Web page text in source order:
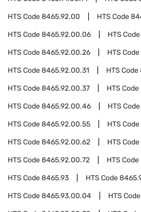
HTS Code8465.92.00 HTS Code
HTS Code8465.92.00.06 HTS Code
HTS Code8465.92.00.26 HTS Code
HTS Code8465.92.00.31 HTS Code
HTS Code8465.92.00.37 HTS Code
HTS Code8465.92.00.46 HTS Code
HTS Code8465.92.00.55 HTS Code
HTS Code8465.92.00.62 HTS Code
HTS Code8465.92.00.72 HTS Code
HTS Code8465.93 HTS Code
HTS Code8465.93.00.04 HTS Code